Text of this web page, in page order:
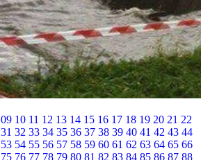
09 10 11 12 13 14 15 16 17 18 19 20 21 22
31 32 33 34 35 36 37 38 39 40 41 42 43 44
53 54 55 56 57 58 59 60 61 62 63 64 65 66
75 76 77 78 79 80 81 82 83 84 85 86 87 88